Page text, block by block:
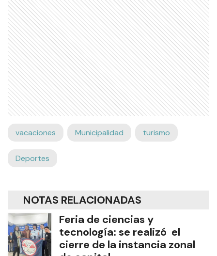
vacaciones Municipalidad turismo
Deportes
NOTAS RELACIONADAS
Feria de ciencias y
tecnología: se realizó el
cierre de la instancia zonal